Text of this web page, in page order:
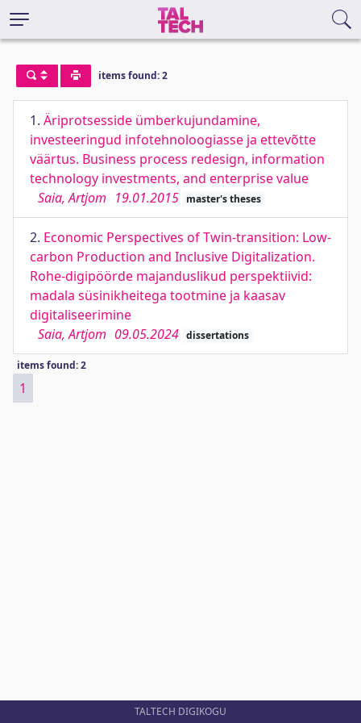
items found: 2
1. Äriprotsesside ümberkujundamine,
investeeringud infotehnoloogiasse ja ettevõtte
väärtus. Business process redesign, information
technology investments, and enterprise value
Saia, Artjom 19.01.2015 master's theses
2. Economic Perspectives of Twin-transition: Low-
carbon Production and Inclusive Digitalization.
Rohe-digipöörde majanduslikud perspektiivid:
madala süsinikheitega tootmine ja kaasav
digitaliseerimine
Saia, Artjom 09.05.2024 dissertations
items found: 2
1
TALTECH DIGIKOGU